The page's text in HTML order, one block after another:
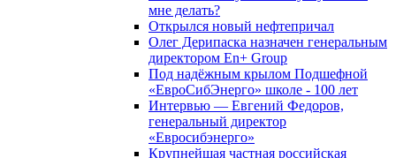
мне делать?
Открылся новый нефтепричал
Олег Дерипаска назначен генеральным
директором En+ Group
Под надёжным крылом Подшефной
«ЕвроСибЭнерго» школе - 100 лет
Интервью — Евгений Федоров,
генеральный директор
«Евросибэнерго»
Крупнейшая частная российская